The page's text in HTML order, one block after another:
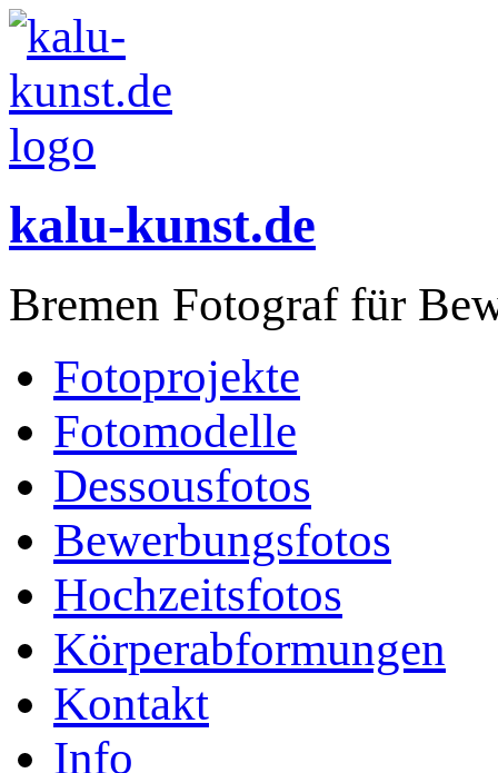
kalu-kunst.de
Bremen Fotograf für
Fotoprojekte
Fotomodelle
Dessousfotos
Bewerbungsfotos
Hochzeitsfotos
Körperabformungen
Kontakt
Info